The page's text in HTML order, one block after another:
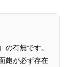
の有無です。
皰が必ず存在